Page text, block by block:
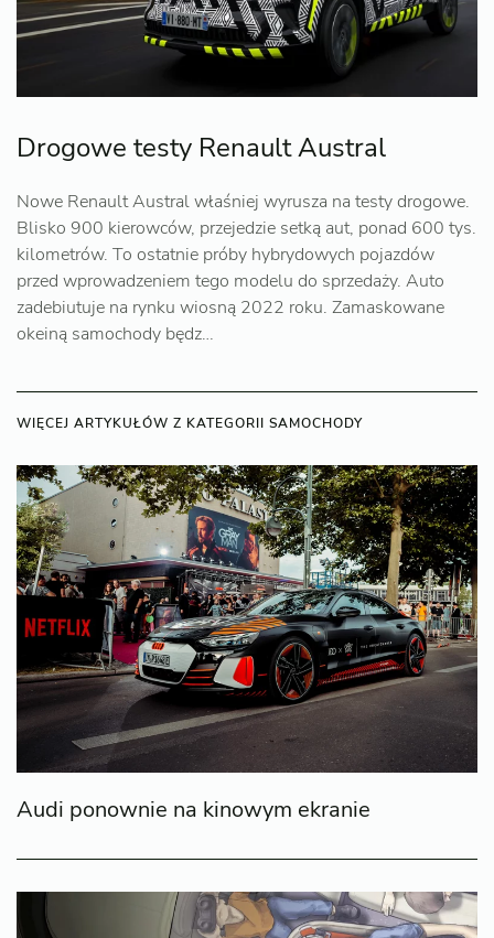
Drogowe testy Renault Austral
Nowe Renault Austral właśniej wyrusza na testy drogowe.
Blisko 900 kierowców, przejedzie setką aut, ponad 600 tys.
kilometrów. To ostatnie próby hybrydowych pojazdów
przed wprowadzeniem tego modelu do sprzedaży. Auto
zadebiutuje na rynku wiosną 2022 roku. Zamaskowane
okeiną samochody będz…
WIĘCEJ ARTYKUŁÓW Z KATEGORII SAMOCHODY
Audi ponownie na kinowym ekranie